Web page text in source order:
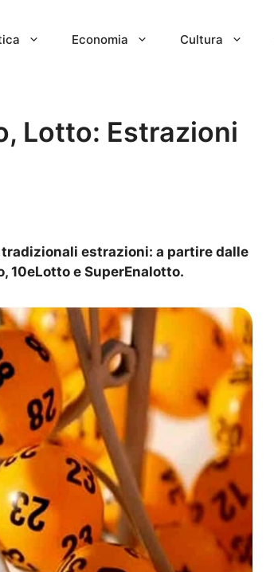
Economia Cultura
Lotto: Estrazioni
estrazioni: a partire dalle
10eLotto e SuperEnalotto.